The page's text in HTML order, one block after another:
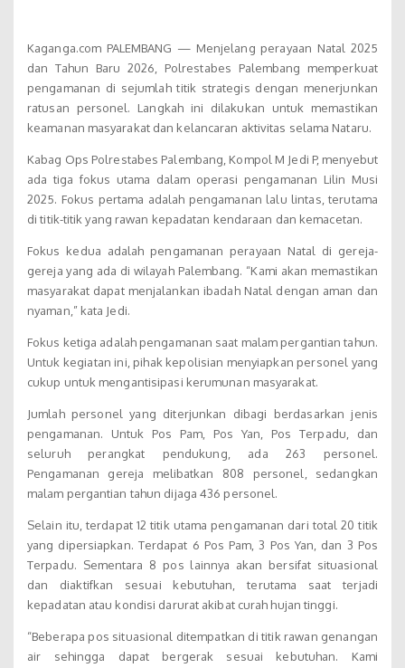
Kaganga.com PALEMBANG — Menjelang perayaan Natal 2025
dan Tahun Baru 2026, Polrestabes Palembang memperkuat
pengamanan di sejumlah titik strategis dengan menerjunkan
ratusan personel. Langkah ini dilakukan untuk memastikan
keamanan masyarakat dan kelancaran aktivitas selama Nataru.
Kabag Ops Polrestabes Palembang, Kompol M Jedi P, menyebut
ada tiga fokus utama dalam operasi pengamanan Lilin Musi
2025. Fokus pertama adalah pengamanan lalu lintas, terutama
di titik-titik yang rawan kepadatan kendaraan dan kemacetan.
Fokus kedua adalah pengamanan perayaan Natal di gereja-
gereja yang ada di wilayah Palembang. “Kami akan memastikan
masyarakat dapat menjalankan ibadah Natal dengan aman dan
nyaman,” kata Jedi.
Fokus ketiga adalah pengamanan saat malam pergantian tahun.
Untuk kegiatan ini, pihak kepolisian menyiapkan personel yang
cukup untuk mengantisipasi kerumunan masyarakat.
Jumlah personel yang diterjunkan dibagi berdasarkan jenis
pengamanan. Untuk Pos Pam, Pos Yan, Pos Terpadu, dan
seluruh perangkat pendukung, ada 263 personel.
Pengamanan gereja melibatkan 808 personel, sedangkan
malam pergantian tahun dijaga 436 personel.
Selain itu, terdapat 12 titik utama pengamanan dari total 20 titik
yang dipersiapkan. Terdapat 6 Pos Pam, 3 Pos Yan, dan 3 Pos
Terpadu. Sementara 8 pos lainnya akan bersifat situasional
dan diaktifkan sesuai kebutuhan, terutama saat terjadi
kepadatan atau kondisi darurat akibat curah hujan tinggi.
“Beberapa pos situasional ditempatkan di titik rawan genangan
air sehingga dapat bergerak sesuai kebutuhan. Kami